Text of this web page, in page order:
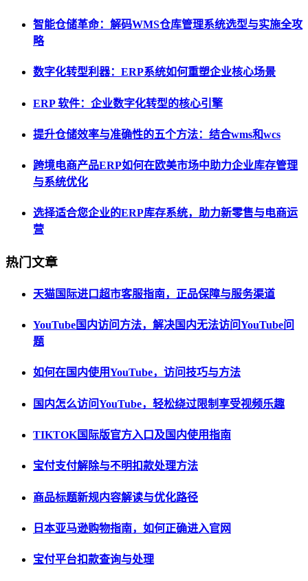
智能仓储革命：解码WMS仓库管理系统选型与实施全攻
略
数字化转型利器：ERP系统如何重塑企业核心场景
ERP 软件：企业数字化转型的核心引擎
提升仓储效率与准确性的五个方法：结合wms和wcs
跨境电商产品ERP如何在欧美市场中助力企业库存管理
与系统优化
选择适合您企业的ERP库存系统，助力新零售与电商运
营
热门文章
天猫国际进口超市客服指南，正品保障与服务渠道
YouTube国内访问方法，解决国内无法访问YouTube问
题
如何在国内使用YouTube，访问技巧与方法
国内怎么访问YouTube，轻松绕过限制享受视频乐趣
TIKTOK国际版官方入口及国内使用指南
宝付支付解除与不明扣款处理方法
商品标题新规内容解读与优化路径
日本亚马逊购物指南，如何正确进入官网
宝付平台扣款查询与处理